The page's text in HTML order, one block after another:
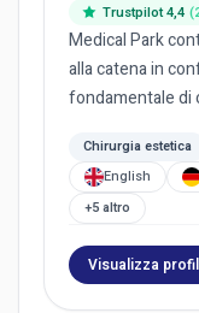
Trustpilot 4,4
Medical Park
alla catena in
fondamentale di
Chirurgia estetica
English
+5 altro
Visualizza